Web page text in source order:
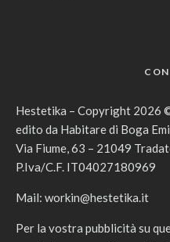
Hestetika – Copyright 2026
edito da Habitare di Boga
Via Fiume, 63 – 21049
P.Iva/C.F. IT04027180969
Mail: workin@hestetika.it
Per la vostra pubblicità su